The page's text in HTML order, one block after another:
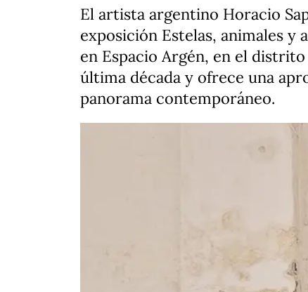
El artista argentino Horacio
exposición Estelas, animales y
en Espacio Argén, en el
última década y ofrece una
panorama contemporáneo.